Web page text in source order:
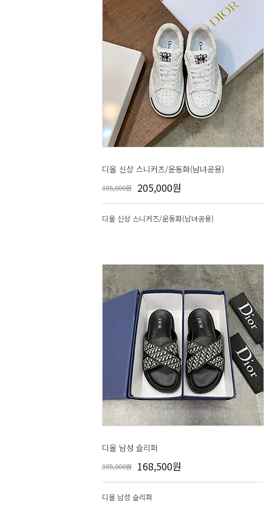
디올 신상 스니커즈/운동화(남녀공용)
385,000원 205,000원
디올 신상 스니커즈/운동화(남녀공용)
디올 남성 슬리퍼
385,000원 168,500원
디올 남성 슬리퍼